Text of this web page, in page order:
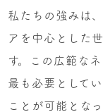
私たちの強みは
アを中心とした
す。この広範な
最も必要として
ことが可能となっ